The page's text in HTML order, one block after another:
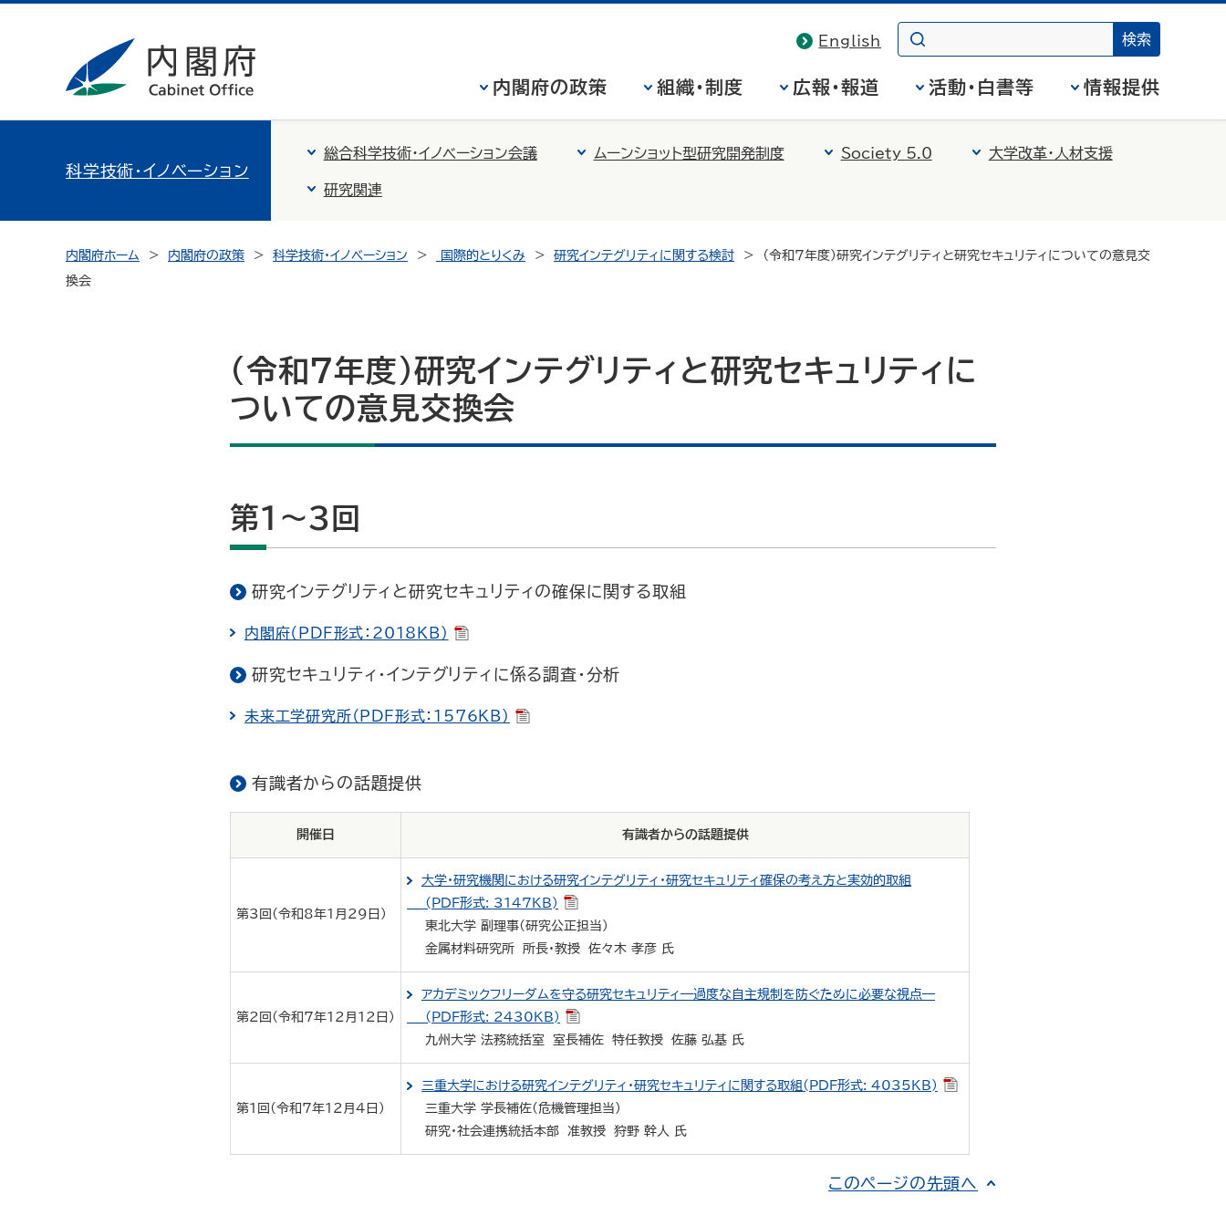
English
内閣府の政策 組織・制度 広報・報道 活動・白書等 情報提供
科学技術・イノベーション
総合科学技術・イノベーション会議 ムーンショット型研究開発制度 Society 5.0 大学改革・人材支援
研究関連
内閣府ホーム 内閣府の政策 科学技術・イノベーション 国際的とりくみ 研究インテグリティに関する検討
（令和7年度）研究インテグリティと研究セキュリティについての意見交
換会
（令和7年度）研究インテグリティと研究セキュリティに
ついての意見交換会
第1～3回
研究インテグリティと研究セキュリティの確保に関する取組
内閣府（PDF形式：2018KB）
研究セキュリティ・インテグリティに係る調査・分析
未来工学研究所（PDF形式：1576KB）
有識者からの話題提供
開催日 有識者からの話題提供
第3回(令和8年1月29日)
大学・研究機関における研究インテグリティ・研究セキュリティ確保の考え方と実効的取組
(PDF形式: 3147KB)
東北大学 副理事(研究公正担当)
金属材料研究所 所長・教授 佐々木 孝彦 氏
第2回(令和7年12月12日)
アカデミックフリーダムを守る研究セキュリティ―過度な自主規制を防ぐために必要な視点―
(PDF形式: 2430KB)
九州大学 法務統括室 室長補佐 特任教授 佐藤 弘基 氏
第1回(令和7年12月4日)
三重大学における研究インテグリティ・研究セキュリティに関する取組(PDF形式: 4035KB)
三重大学 学長補佐(危機管理担当)
研究･社会連携統括本部 准教授 狩野 幹人 氏
このページの先頭へ